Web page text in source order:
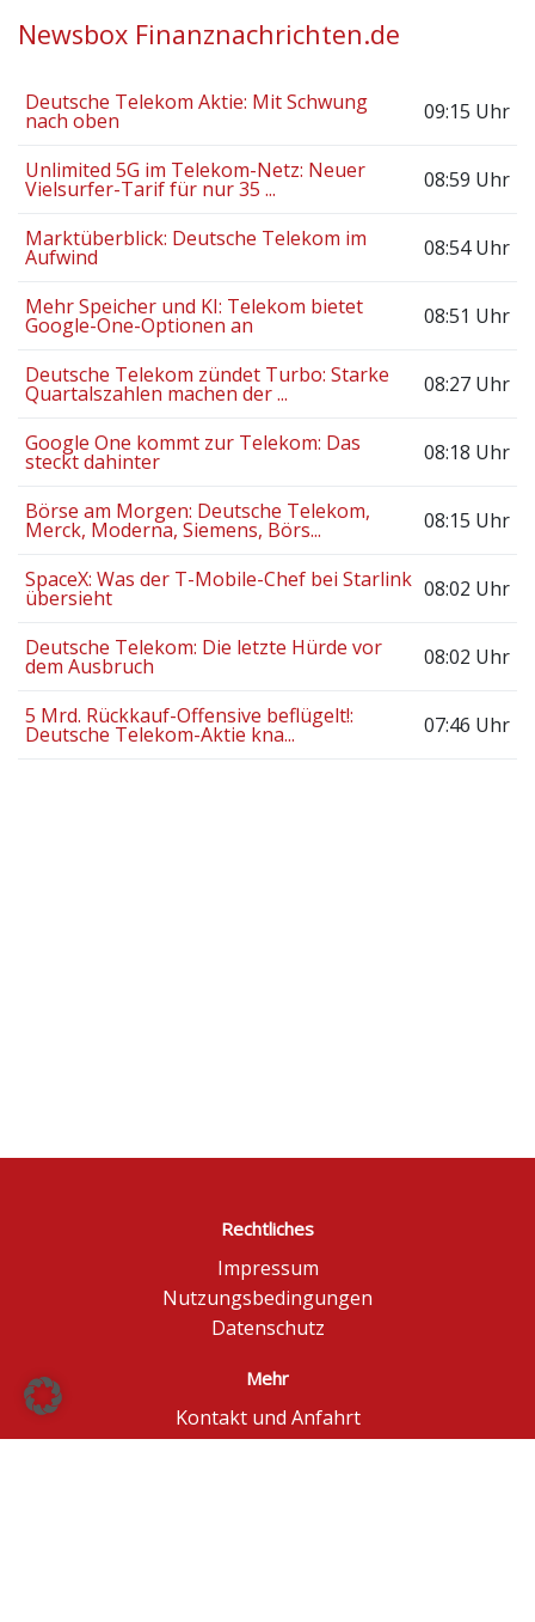
Newsbox Finanznachrichten.de
Deutsche Telekom Aktie: Mit Schwung
nach oben 09:15 Uhr
Unlimited 5G im Telekom-Netz: Neuer
Vielsurfer-Tarif für nur 35 ... 08:59 Uhr
Marktüberblick: Deutsche Telekom im
Aufwind 08:54 Uhr
Mehr Speicher und KI: Telekom bietet
Google-One-Optionen an 08:51 Uhr
Deutsche Telekom zündet Turbo: Starke
Quartalszahlen machen der ... 08:27 Uhr
Google One kommt zur Telekom: Das
steckt dahinter 08:18 Uhr
Börse am Morgen: Deutsche Telekom,
Merck, Moderna, Siemens, Börs... 08:15 Uhr
SpaceX: Was der T-Mobile-Chef bei Starlink
übersieht 08:02 Uhr
Deutsche Telekom: Die letzte Hürde vor
dem Ausbruch 08:02 Uhr
5 Mrd. Rückkauf-Offensive beflügelt!:
Deutsche Telekom-Aktie kna... 07:46 Uhr
Rechtliches
Impressum
Nutzungsbedingungen
Datenschutz
Mehr
Kontakt und Anfahrt
Börse Düsseldorf